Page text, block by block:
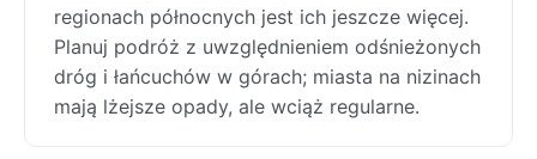
regionach północnych jest ich jeszcze więcej.
Planuj podróż z uwzględnieniem odśnieżonych
dróg i łańcuchów w górach; miasta na nizinach
mają lżejsze opady, ale wciąż regularne.